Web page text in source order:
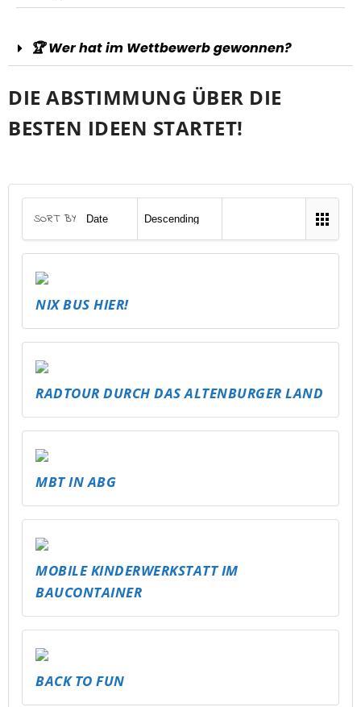
🏆 Wer hat im Wettbewerb gewonnen?
DIE ABSTIMMUNG ÜBER DIE
BESTEN IDEEN STARTET!
SORT BY
NIX BUS HIER!
RADTOUR DURCH DAS ALTENBURGER LAND
MBT IN ABG
MOBILE KINDERWERKSTATT IM
BAUCONTAINER
BACK TO FUN